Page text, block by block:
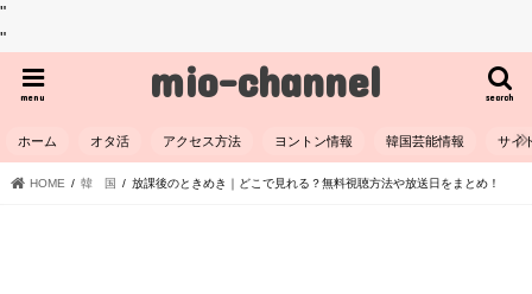
"
"
mio-channel search
menu
ホーム オタ活 アクセス方法 ヨントン情報 韓国芸能情報 サイ
HOME 韓 国 放課後のときめき｜どこで見れる？無料視聴方法や放送日をまとめ！